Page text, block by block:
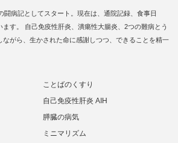
闘病記としてスタート。現在は、通院記録、食事日
す。 自己免疫性肝炎、潰瘍性大腸炎、2つの難病とう
ながら、生かされた命に感謝しつつ、できることを精一
ことばのくすり
自己免疫性肝炎 AIH
膵臓の病気
ミニマリズム